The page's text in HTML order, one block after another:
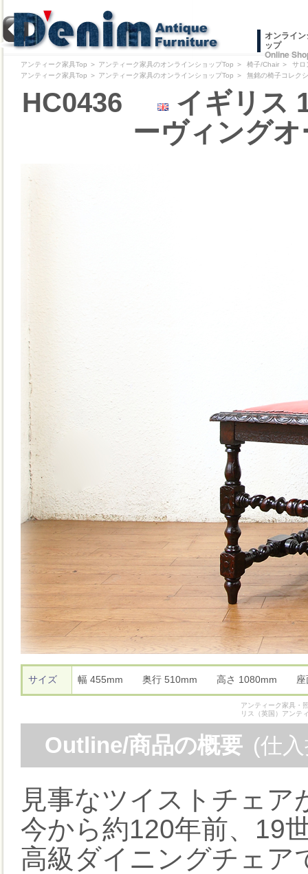
オンライ
ップ
Online
アンティーク家具Top ＞ アンティーク家具のオンラインショップTop ＞ 椅子/Chair ＞
サロ
アンティーク家具Top ＞ アンティーク家具のオンラインショップTop ＞ 無銘の椅子コレク
HC0436
イギリス
ーヴィング
サイズ 幅 455mm 奥行 510mm 高さ 1080mm
アンティーク家具・
リス（英国）アンテ
Outline/商品の概要 (仕
見事なツイストチェア
今から約120年前、19
高級ダイニングチェア